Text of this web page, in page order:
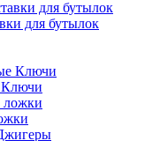
для бутылок